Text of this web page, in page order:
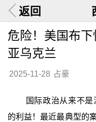
返回
危险！美国布
亚乌克兰
2025-11-28 占豪
国际政治从来不
的利益！最近最典型的